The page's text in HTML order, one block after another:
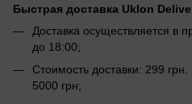
Быстрая доставка Uklon
Доставка осуществляется в
до 18:00;
Стоимость доставки: 299
5000 грн;